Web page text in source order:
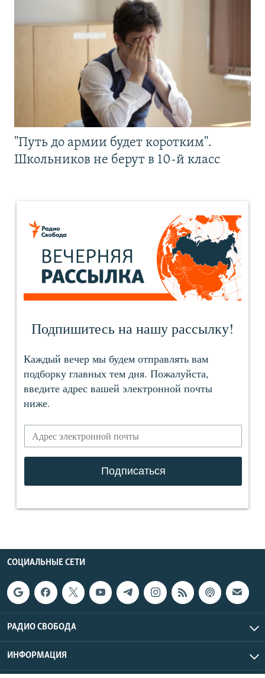
"Путь до армии будет коротким".
Школьников не берут в 10-й класс
СОЦИАЛЬНЫЕ СЕТИ
РАДИО СВОБОДА
ИНФОРМАЦИЯ